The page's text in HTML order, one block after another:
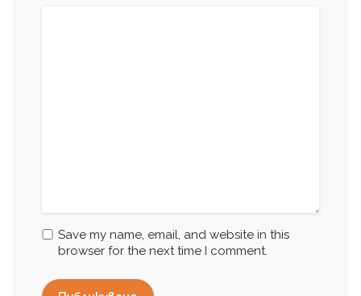
Save my name, email, and website in this
browser for the next time I comment.